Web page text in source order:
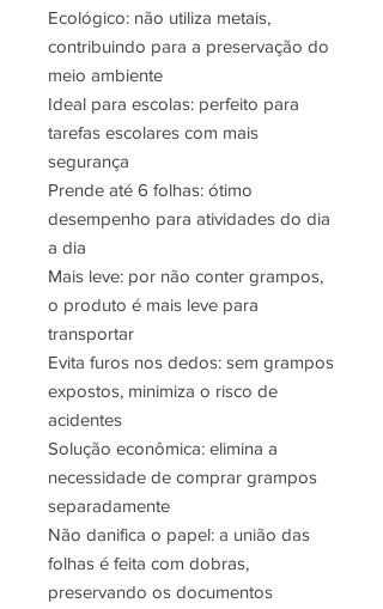
Ecológico: não utiliza metais,
contribuindo para a preservação do
meio ambiente
Ideal para escolas: perfeito para
tarefas escolares com mais
segurança
Prende até 6 folhas: ótimo
desempenho para atividades do dia
a dia
Mais leve: por não conter grampos,
o produto é mais leve para
transportar
Evita furos nos dedos: sem grampos
expostos, minimiza o risco de
acidentes
Solução econômica: elimina a
necessidade de comprar grampos
separadamente
Não danifica o papel: a união das
folhas é feita com dobras,
preservando os documentos